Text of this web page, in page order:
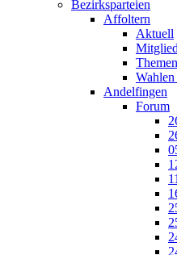
Bezirksparteien
Affoltern
Aktuell
Themen
Andelfingen
Forum